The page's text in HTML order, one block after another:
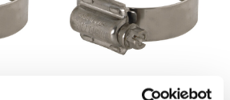
Uitlaatklem HTM50